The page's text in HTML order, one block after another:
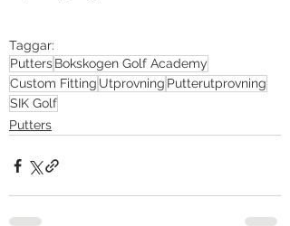
Taggar:
PuttersBokskogen Golf Academy
Custom Fitting Utprovning Putterutprovning
SIK Golf
Putters